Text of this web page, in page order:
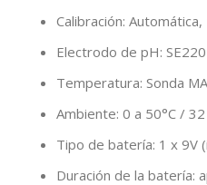
Calibración:
Electrodo de pH:
Temperatura: Sonda
Ambiente: 0 a 50°C /
Tipo de batería: 1 x 9V
Duración de la batería: